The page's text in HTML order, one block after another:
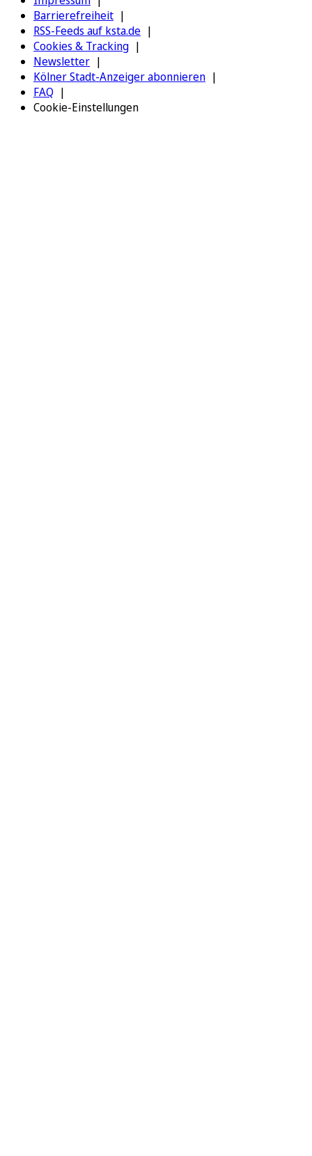
Barrierefreiheit
RSS-Feeds auf ksta.de
Cookies & Tracking
Newsletter
Kölner Stadt-Anzeiger abonnieren
FAQ
Cookie-Einstellungen